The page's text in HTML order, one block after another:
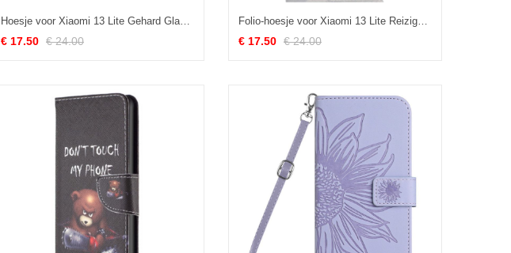
Hoesje voor Xiaomi 13 Lite Gehard Glas Wees Jezelf
€ 17.50 € 24.00
Folio-hoesje voor Xiaomi 13 Lite Reiziger Kat
€ 17.50 € 24.00